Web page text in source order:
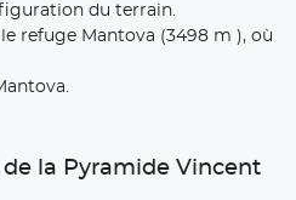
du terrain.
refuge Mantova (3498 m ), où
de la Pyramide Vincent